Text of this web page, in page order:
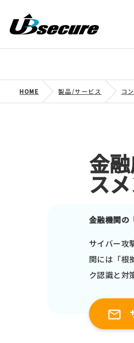
HOME 製品/サービス コ
金
ス
金融機関の
サイバー攻
関には「根
ク認識と対